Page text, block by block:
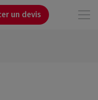
un devis